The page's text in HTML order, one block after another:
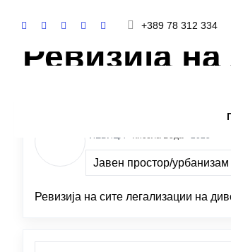
+389 78 312 334
Ревизија
ЛЕВИЦА · Кисела Вода · 2025
Јавен простор/урбанизам
Ревизија на сите легализации на